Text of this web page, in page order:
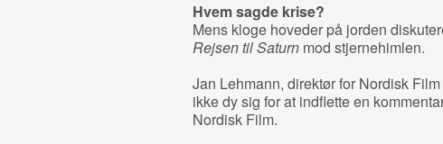
Hvem sagde krise?
Mens kloge hoveder på jorden
Rejsen til Saturn mod stjernehimlen.
Jan Lehmann, direktør for Nordisk
ikke dy sig for at indflette en
Nordisk Film.